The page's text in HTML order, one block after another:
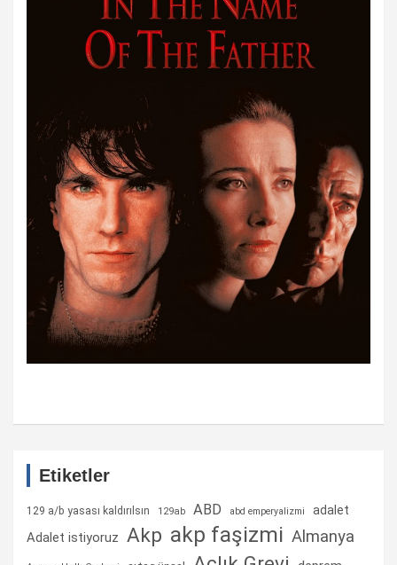
Etiketler
129 a/b yasası kaldırılsın 129ab ABD abd emperyalizmi adalet
Adalet istiyoruz Akp akp faşizmi Almanya